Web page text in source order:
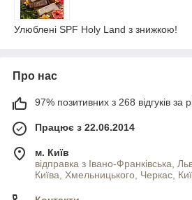
Улюблені SPF Holy Land з знижкою!
Про нас
97% позитивних з 268 відгуків за
Працює з 22.06.2014
м. Київ
відправка з Івано-Франківська,
Київа, Хмельницького, Черкас,